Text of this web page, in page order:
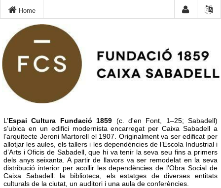
Home
L’Espai Cultura Fundació 1859 (c. d'en Font, 1–25; Sabadell)
s’ubica en un edifici modernista encarregat per Caixa Sabadell a
l’arquitecte Jeroni Martorell el 1907. Originalment va ser edificat per
allotjar les aules, els tallers i les dependències de l’Escola Industrial i
d’Arts i Oficis de Sabadell, que hi va tenir la seva seu fins a primers
dels anys seixanta. A partir de llavors va ser remodelat en la seva
distribució interior per acollir les dependències de l’Obra Social de
Caixa Sabadell: la biblioteca, els estatges de diverses entitats
culturals de la ciutat, un auditori i una aula de conferències.